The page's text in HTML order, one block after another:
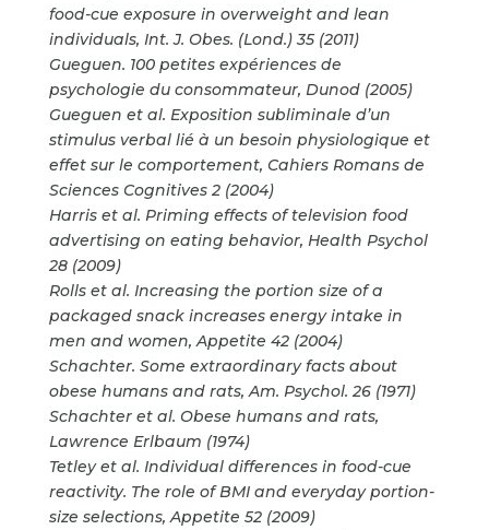
food-cue exposure in overweight and lean
individuals, Int. J. Obes. (Lond.) 35 (2011)
Gueguen. 100 petites expériences de
psychologie du consommateur, Dunod (2005)
Gueguen et al. Exposition subliminale d’un
stimulus verbal lié à un besoin physiologique et
effet sur le comportement, Cahiers Romans de
Sciences Cognitives 2 (2004)
Harris et al. Priming effects of television food
advertising on eating behavior, Health Psychol
28 (2009)
Rolls et al. Increasing the portion size of a
packaged snack increases energy intake in
men and women, Appetite 42 (2004)
Schachter. Some extraordinary facts about
obese humans and rats, Am. Psychol. 26 (1971)
Schachter et al. Obese humans and rats,
Lawrence Erlbaum (1974)
Tetley et al. Individual differences in food-cue
reactivity. The role of BMI and everyday portion-
size selections, Appetite 52 (2009)